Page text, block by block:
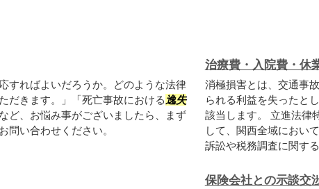
すればよいだろうか。どのような法律
だきます。」「死亡事故における 逸失
ど、お悩み事がございましたら、まず
問い合わせください。
治療費・入院費・休
消極損害とは、交通事
られる利益を失ったと
該当します。 立進法律
して、関西全域におい
訴訟や税務調査に関す
保険会社との示談交